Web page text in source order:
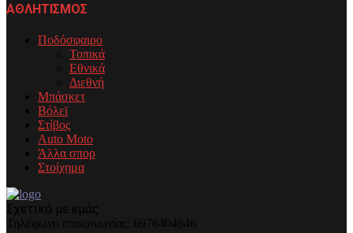
ΑΘΛΗΤΙΣΜΟΣ
Ποδόσφαιρο
Τοπικά
Εθνικά
Διεθνή
Μπάσκετ
Βόλεϊ
Στίβος
Auto Moto
Άλλα σπορ
Στοίχημα
Σχετικά με εμάς
Τηλέφωνo επικοινωνίας: 6976404646